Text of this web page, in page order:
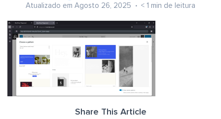
Atualizado em Agosto 26, 2025 < 1 min de leitura
Share This Article